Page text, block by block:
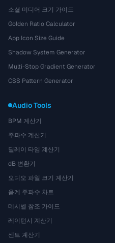
소셜 미디어 크기 가이드
Golden Ratio Calculator
App Icon Size Guide
Shadow System Generator
Multi-Stop Gradient Generator
CSS Pattern Generator
Audio Tools
BPM 계산기
주파수 계산기
딜레이 타임 계산기
dB 변환기
오디오 파일 크기 계산기
음계 주파수 차트
데시벨 참조 가이드
레이턴시 계산기
센트 계산기